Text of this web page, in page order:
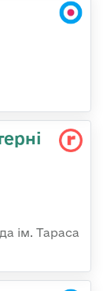
ім. Тараса